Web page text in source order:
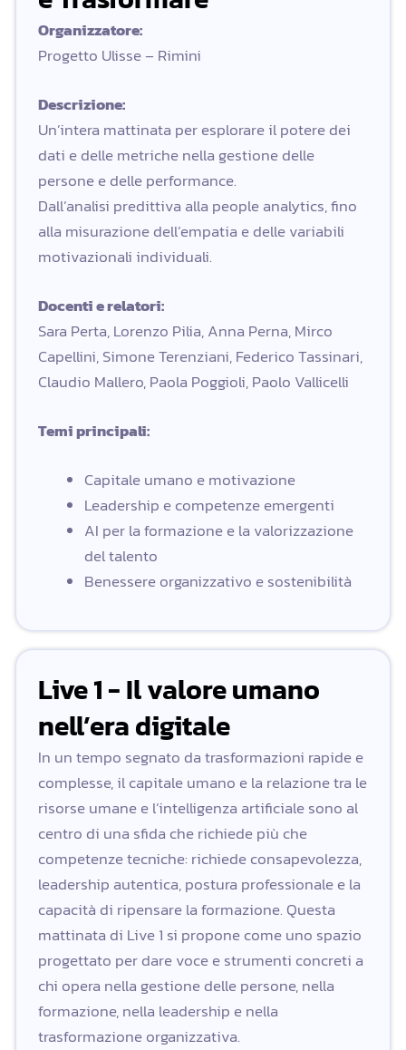
Organizzatore:
Progetto Ulisse – Rimini
Descrizione:
Un’intera mattinata per esplorare il potere dei
dati e delle metriche nella gestione delle
persone e delle performance.
Dall’analisi predittiva alla people analytics, fino
alla misurazione dell’empatia e delle variabili
motivazionali individuali.
Docenti e relatori:
Sara Perta, Lorenzo Pilia, Anna Perna, Mirco
Capellini, Simone Terenziani, Federico Tassinari,
Claudio Mallero, Paola Poggioli, Paolo Vallicelli
Temi principali:
Capitale umano e motivazione
Leadership e competenze emergenti
AI per la formazione e la valorizzazione
del talento
Benessere organizzativo e sostenibilità
Live 1 - Il valore umano
nell’era digitale
In un tempo segnato da trasformazioni rapide e
complesse, il capitale umano e la relazione tra le
risorse umane e l’intelligenza artificiale sono al
centro di una sfida che richiede più che
competenze tecniche: richiede consapevolezza,
leadership autentica, postura professionale e la
capacità di ripensare la formazione. Questa
mattinata di Live 1 si propone come uno spazio
progettato per dare voce e strumenti concreti a
chi opera nella gestione delle persone, nella
formazione, nella leadership e nella
trasformazione organizzativa.